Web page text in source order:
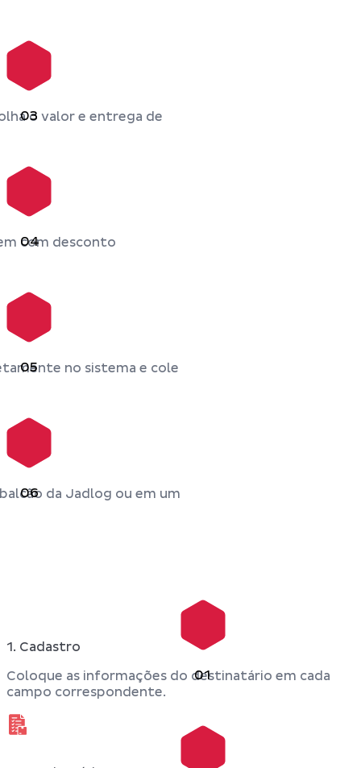
03o valor e entrega de
04
com desconto
05 no sistema e cole
06 da Jadlog ou em um
01
1. Cadastro
Coloque as informações do destinatário em cada
campo correspondente.